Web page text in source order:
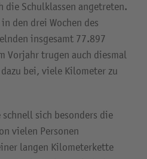
die Schulklassen angetreten.
den drei Wochen des
insgesamt 77.897
Vorjahr trugen auch diesmal
bei, viele Kilometer zu
sich besonders die
vielen Personen
langen Kilometerkette